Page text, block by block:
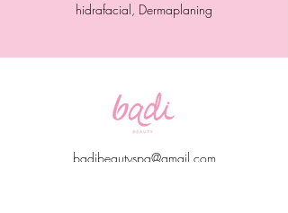
hidrafacial, Dermaplaning
badibeautyspa@gmail.com